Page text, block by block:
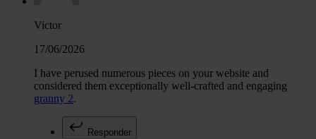
Victor
17/06/2026
I have perused numerous pieces on your website and
considered them exceptionally well-crafted and engaging
granny 2.
Responder